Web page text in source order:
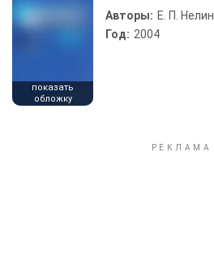
показать
обложку
Авторы: Е. П. Нелин
Год: 2004